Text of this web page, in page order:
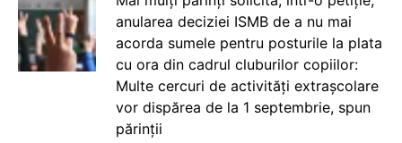
anularea deciziei ISMB de a nu mai
acorda sumele pentru posturile la plata
cu ora din cadrul cluburilor copiilor:
Multe cercuri de activități extrașcolare
vor dispărea de la 1 septembrie, spun
părinții